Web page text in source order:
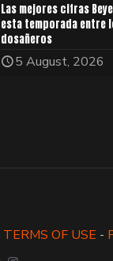
Las mejores cifras
esta temporada entre
dosañeros
5 August, 2026
TERMS OF USE -